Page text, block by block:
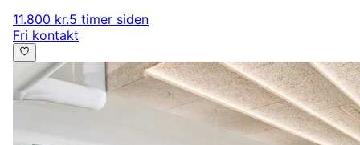
11.800 kr.5 timer siden
Fri kontakt